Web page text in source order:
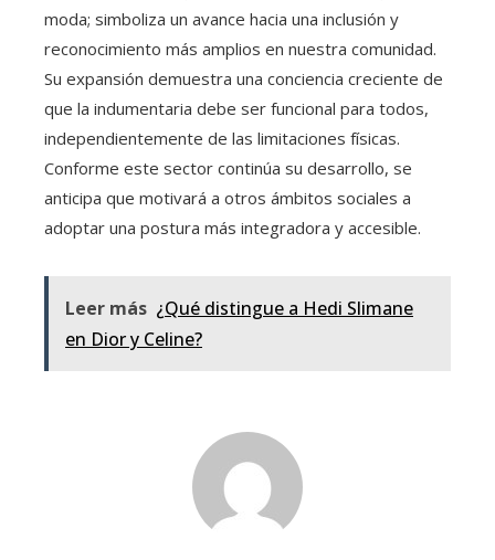
moda; simboliza un avance hacia una inclusión y
reconocimiento más amplios en nuestra comunidad.
Su expansión demuestra una conciencia creciente de
que la indumentaria debe ser funcional para todos,
independientemente de las limitaciones físicas.
Conforme este sector continúa su desarrollo, se
anticipa que motivará a otros ámbitos sociales a
adoptar una postura más integradora y accesible.
Leer más ¿Qué distingue a Hedi Slimane
en Dior y Celine?